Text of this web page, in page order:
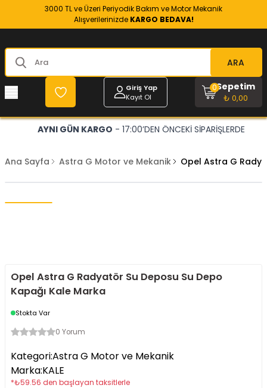
3000 TL ve Üzeri Periyodik Bakım ve Motor Mekanik
Alışverilerinizde KARGO BEDAVA!
ARA
Giriş Yap
Kayıt Ol
Sepetim
₺ 0,00
0
AYNI GÜN KARGO - 17:00’DEN ÖNCEKİ SİPARİŞLERDE
Ana Sayfa Astra G Motor ve Mekanik Opel Astra G
Opel Astra G Radyatör Su Deposu Su Depo
Kapağı Kale Marka
Stokta Var
0 Yorum
Kategori:Astra G Motor ve Mekanik
Marka:KALE
*₺59.56 den başlayan taksitlerle